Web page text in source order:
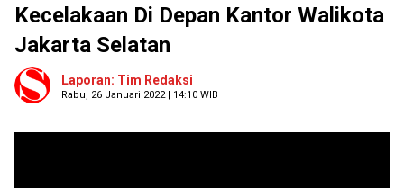
Kecelakaan Di Depan Kantor Walikota
Jakarta Selatan
Laporan: Tim Redaksi
Rabu, 26 Januari 2022 | 14:10 WIB